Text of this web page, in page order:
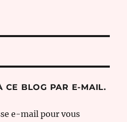
CE BLOG PAR E-MAIL.
e-mail pour vous